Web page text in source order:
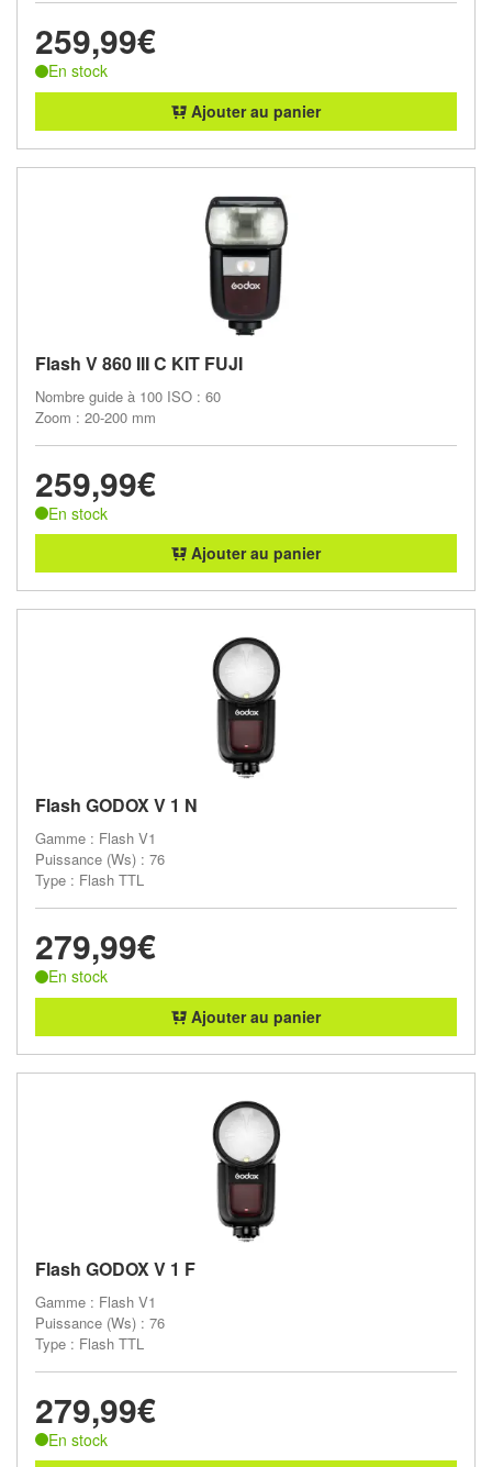
259,99€
En stock
Ajouter au panier
Flash V 860 III C KIT FUJI
Nombre guide à 100 ISO : 60
Zoom : 20-200 mm
259,99€
En stock
Ajouter au panier
Flash GODOX V 1 N
Gamme : Flash V1
Puissance (Ws) : 76
Type : Flash TTL
279,99€
En stock
Ajouter au panier
Flash GODOX V 1 F
Gamme : Flash V1
Puissance (Ws) : 76
Type : Flash TTL
279,99€
En stock